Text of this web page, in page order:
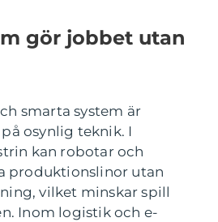
gör jobbet utan
smarta system är
osynlig teknik. I
kan robotar och
produktionslinor utan
vilket minskar spill
Inom logistik och e-